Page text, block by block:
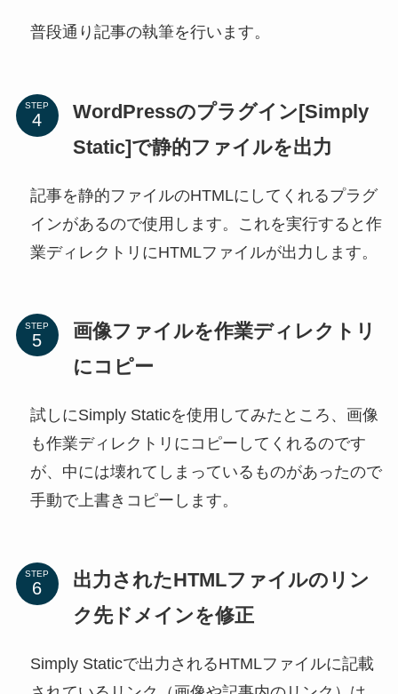
普段通り記事の執筆を行います。
STEP
WordPressのプラグイン[Simply
Static]で静的ファイルを出力
記事を静的ファイルのHTMLにしてくれるプラグ
インがあるので使用します。これを実行すると作
業ディレクトリにHTMLファイルが出力します。
STEP
画像ファイルを作業ディレクトリ
にコピー
試しにSimply Staticを使用してみたところ、画像
も作業ディレクトリにコピーしてくれるのです
が、中には壊れてしまっているものがあったので
手動で上書きコピーします。
STEP
出力されたHTMLファイルのリン
ク先ドメインを修正
Simply Staticで出力されるHTMLファイルに記載